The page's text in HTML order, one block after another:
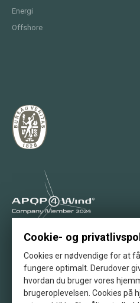
Energi
Offshore
Stolt medlem af APQP4Wind
Cookie- og
Cookies er nødvendige for at
fungere optimalt. Derudover
hvordan du bruger vores
brugeroplevelsen. Cookies på